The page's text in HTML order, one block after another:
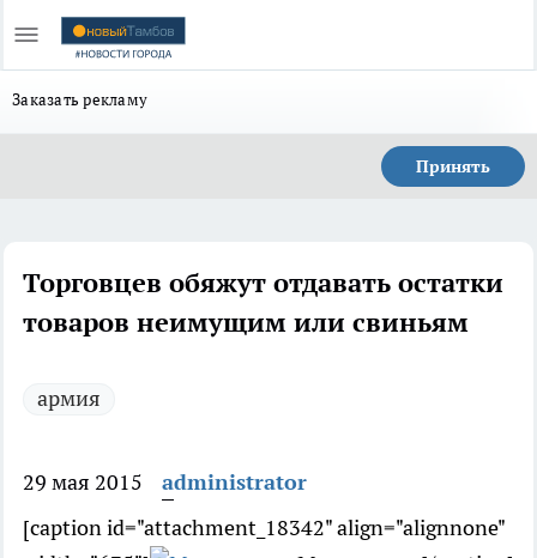
Заказать рекламу
Принять
Торговцев обяжут отдавать остатки
товаров неимущим или свиньям
армия
29 мая 2015
administrator
[caption id="attachment_18342" align="alignnone"